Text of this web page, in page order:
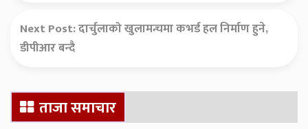
Next Post:दार्चुलाको खुलामन्चमा कभर्ड हल निर्माण हुने,
डीपीआर बन्दै
Secondary
Sidebarताजा समाचार